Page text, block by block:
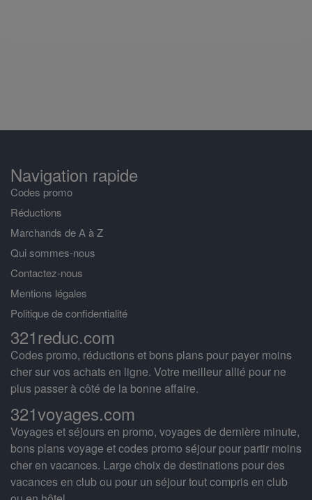
Navigation rapide
Codes promo
Réductions
Marchands de A à Z
Qui sommes-nous
Contactez-nous
Mentions légales
Politique de confidentialité
321reduc.com
Codes promo, réductions et bons plans pour payer moins
cher sur vos achats en ligne. Votre meilleur allié pour ne
plus passer à côté de la bonne affaire.
321voyages.com
Voyages et séjours en promo, voyages de dernière minute,
bons plans voyage et codes promo séjour pour partir moins
cher en vacances. Large choix de destinations pour des
vacances en club ou pour un séjour tout compris en club